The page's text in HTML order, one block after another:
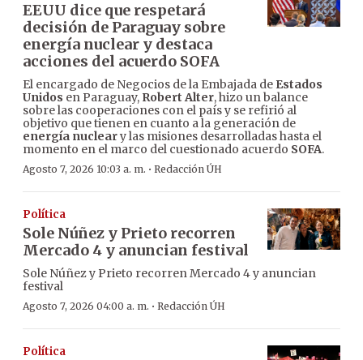
EEUU dice que respetará
decisión de Paraguay sobre
energía nuclear y destaca
acciones del acuerdo SOFA
El encargado de Negocios de la Embajada de Estados
Unidos en Paraguay, Robert Alter, hizo un balance
sobre las cooperaciones con el país y se refirió al
objetivo que tienen en cuanto a la generación de
energía nucleary las misiones desarrolladas hasta el
momento en el marco del cuestionado acuerdo SOFA.
Agosto 7, 2026 10:03 a. m. · Redacción ÚH
Política
Sole Núñez y Prieto recorren
Mercado 4 y anuncian festival
Sole Núñez y Prieto recorren Mercado 4 y anuncian
festival
Agosto 7, 2026 04:00 a. m. · Redacción ÚH
Política